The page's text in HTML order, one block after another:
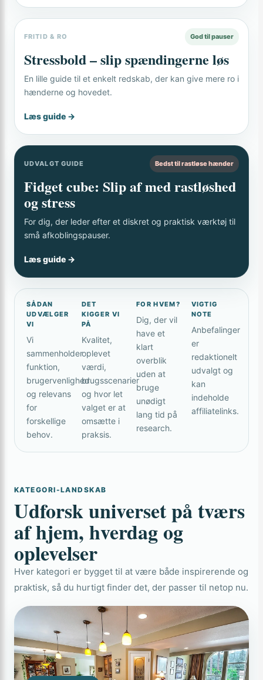
FRITID & RO God til pauser
Stressbold – slip spændingerne løs
En lille guide til et enkelt redskab, der kan give mere ro i
hænderne og hovedet.
Læs guide →
UDVALGT GUIDE Bedst til rastløse hænder
Fidget cube: Slip af med rastløshed
og stress
For dig, der leder efter et diskret og praktisk værktøj til
små afkoblingspauser.
Læs guide →
SÅDAN
UDVÆLGER
VI
Vi
sammenholder
funktion,
brugervenlighed
og relevans
for
forskellige
behov.
DET
KIGGER VI
PÅ
Kvalitet,
oplevet
værdi,
brugsscenarier
og hvor let
valget er at
omsætte i
praksis.
FOR HVEM?
Dig, der vil
have et
klart
overblik
uden at
bruge
unødigt
lang tid på
research.
VIGTIG
NOTE
Anbefalinger
er
redaktionelt
udvalgt og
kan
indeholde
affiliatelinks.
KATEGORI-LANDSKAB
Udforsk universet på tværs
af hjem, hverdag og
oplevelser
Hver kategori er bygget til at være både inspirerende og
praktisk, så du hurtigt finder det, der passer til netop nu.